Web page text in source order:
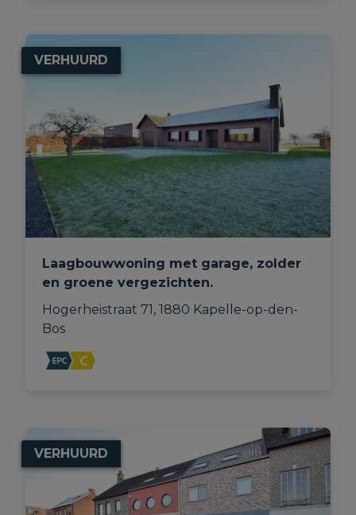
VERHUURD
Laagbouwwoning met garage, zolder
en groene vergezichten.
Hogerheistraat 71, 1880 Kapelle-op-den-
Bos
VERHUURD